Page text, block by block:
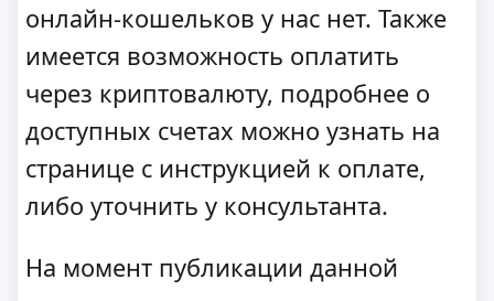
онлайн-кошельков у нас нет. Также
имеется возможность оплатить
через криптовалюту, подробнее о
доступных счетах можно узнать на
странице с инструкцией к оплате,
либо уточнить у консультанта.
На момент публикации данной